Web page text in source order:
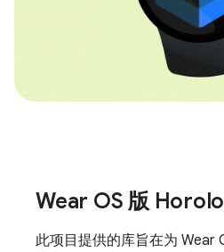
Wear OS 版
此项目提供的库旨在为 Wear